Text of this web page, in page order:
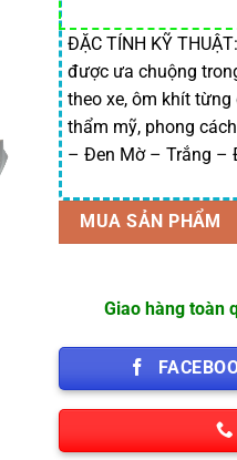
ĐẶC TÍNH KỸ
được ưa chuộng
theo xe, ôm khít
thẩm mỹ, phong
– Đen Mờ – Trắng –
MUA SẢN PHẨM
Giao hàng toàn